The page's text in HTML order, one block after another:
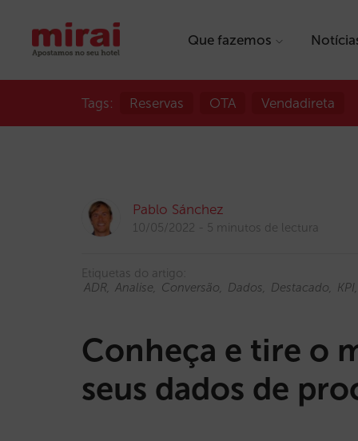
Que fazemos
Tags: Reservas OTA Vendadireta
Pablo Sánchez
10/05/2022 5 minutos de lectura
Etiquetas do artigo:
ADR Analise Conversão Dados Destacado KPI
Conheça e tire o
seus dados de